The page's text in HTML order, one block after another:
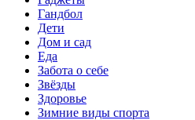
Гандбол
Дети
Дом и сад
Еда
Забота о себе
Звёзды
Здоровье
Зимние виды спорта